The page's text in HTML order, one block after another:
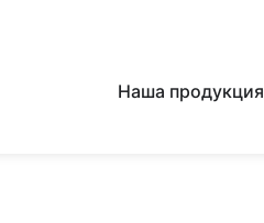
Наша продукция